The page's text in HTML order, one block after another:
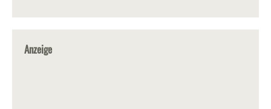
Anzeige